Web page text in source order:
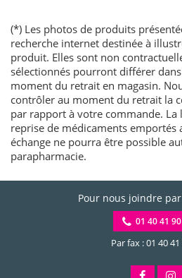
(*) Les photos de produits
recherche internet destinée à
produit. Elles sont non
sélectionnés pourront différer
moment du retrait en magasin.
contrôler au moment du retrait la
par rapport à votre commande.
reprise de médicaments emportés
échange ne pourra être possible
parapharmacie.
Pour nous joindre
01 40 41
Par fax : 01 40